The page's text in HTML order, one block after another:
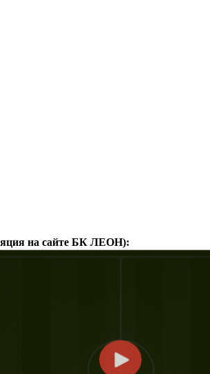
на сайте БК ЛЕОН):